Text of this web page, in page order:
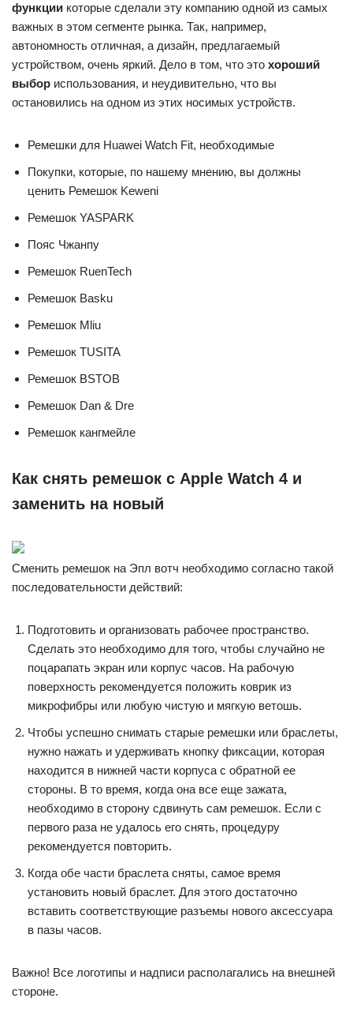
функции которые сделали эту компанию одной из самых
важных в этом сегменте рынка. Так, например,
автономность отличная, а дизайн, предлагаемый
устройством, очень яркий. Дело в том, что это хороший
выбор использования, и неудивительно, что вы
остановились на одном из этих носимых устройств.
Ремешки для Huawei Watch Fit, необходимые
Покупки, которые, по нашему мнению, вы должны
ценить Ремешок Keweni
Ремешок YASPARK
Пояс Чжанпу
Ремешок RuenTech
Ремешок Basku
Ремешок Mliu
Ремешок TUSITA
Ремешок BSTOB
Ремешок Dan & Dre
Ремешок кангмейле
Как снять ремешок с Apple Watch 4 и
заменить на новый
Сменить ремешок на Эпл вотч необходимо согласно такой
последовательности действий:
Подготовить и организовать рабочее пространство.
Сделать это необходимо для того, чтобы случайно не
поцарапать экран или корпус часов. На рабочую
поверхность рекомендуется положить коврик из
микрофибры или любую чистую и мягкую ветошь.
Чтобы успешно снимать старые ремешки или браслеты,
нужно нажать и удерживать кнопку фиксации, которая
находится в нижней части корпуса с обратной ее
стороны. В то время, когда она все еще зажата,
необходимо в сторону сдвинуть сам ремешок. Если с
первого раза не удалось его снять, процедуру
рекомендуется повторить.
Когда обе части браслета сняты, самое время
установить новый браслет. Для этого достаточно
вставить соответствующие разъемы нового аксессуара
в пазы часов.
Важно! Все логотипы и надписи располагались на внешней
стороне.